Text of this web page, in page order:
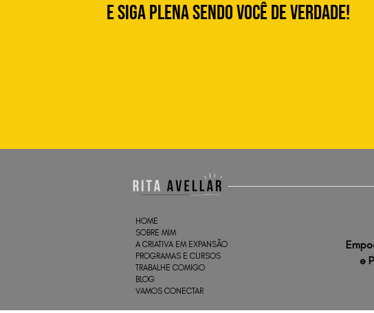
e siga plena sendo você de verdade!
HOME
SOBRE MIM
A CRIATIVA EM EXPANSÃO
PROGRAMAS E CURSOS
TRABALHE COMIGO
BLOG
VAMOS CONECTAR
e